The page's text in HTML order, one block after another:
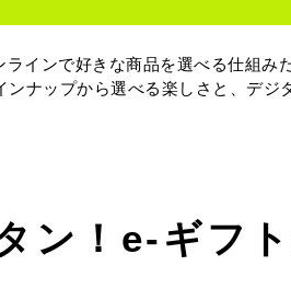
インで好きな商品を選べる仕組
ナップから選べる楽しさと、デ
ン！e-ギフ